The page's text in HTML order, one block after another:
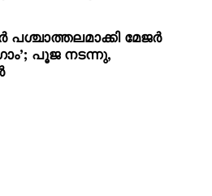
മേജർ
പൂജ നടന്നു,